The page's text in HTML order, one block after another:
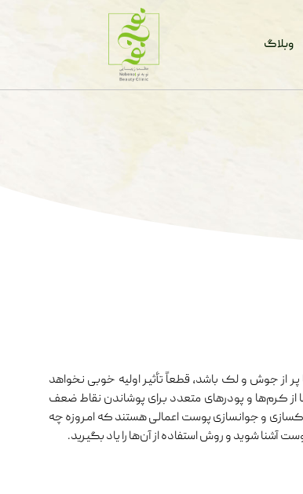
وبلاگ
جوش و لک باشد، قطعاً تأثیر اولیه خوبی نخواهد
کرم‌ها و پودرهای متعدد برای پوشاندن نقاط ضعف
و جوانسازی پوست اعمالی هستند که امروزه چه
آشنا شوید و روش استفاده از آن‌ها را یاد بگیرید.